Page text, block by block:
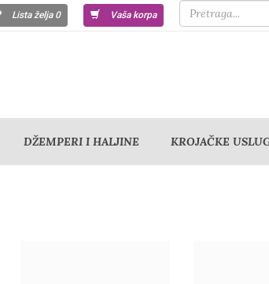
Lista želja 0 Vaša korpa
DŽEMPERI I HALJINE KROJAČKE